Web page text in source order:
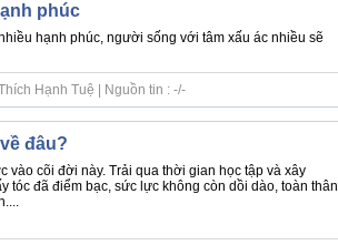
phúc
hạnh phúc, người sống với tâm xấu ác nhiều sẽ
Hạnh Tuệ | Nguồn tin : -/-
đâu?
vào cõi đời này. Trải qua thời gian học tập và xây
tóc đã điểm bạc, sức lực không còn dồi dào, toàn thân